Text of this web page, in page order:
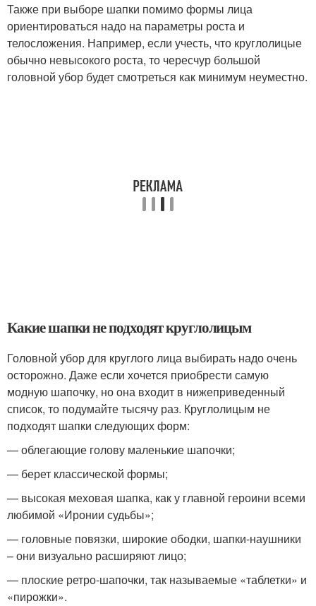
Также при выборе шапки помимо формы лица
ориентироваться надо на параметры роста и
телосложения. Например, если учесть, что круглолицые
обычно невысокого роста, то чересчур большой
головной убор будет смотреться как минимум неуместно.
Какие шапки не подходят круглолицым
Головной убор для круглого лица выбирать надо очень
осторожно. Даже если хочется приобрести самую
модную шапочку, но она входит в нижеприведенный
список, то подумайте тысячу раз. Круглолицым не
подходят шапки следующих форм:
— облегающие голову маленькие шапочки;
— берет классической формы;
— высокая меховая шапка, как у главной героини всеми
любимой «Иронии судьбы»;
— головные повязки, широкие ободки, шапки-наушники
– они визуально расширяют лицо;
— плоские ретро-шапочки, так называемые «таблетки» и
«пирожки».